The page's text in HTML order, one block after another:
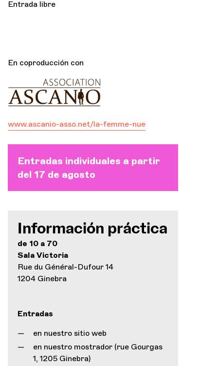
Entrada libre
En coproducción con
www.ascanio-asso.net/la-femme-nue
Entradas individuales a partir
del 17 de agosto
Información práctica
de 10 a 70
Sala Victoria
Rue du Général-Dufour 14
1204 Ginebra
Entradas
en nuestro sitio web
en nuestro mostrador (rue Gourgas
1, 1205 Ginebra)